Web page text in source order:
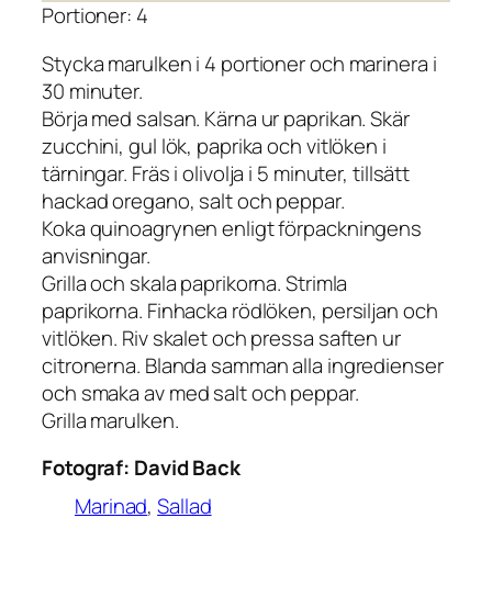
Portioner: 4
Stycka marulken i 4 portioner och marinera i
30 minuter.
Börja med salsan. Kärna ur paprikan. Skär
zucchini, gul lök, paprika och vitlöken i
tärningar. Fräs i olivolja i 5 minuter, tillsätt
hackad oregano, salt och peppar.
Koka quinoagrynen enligt förpackningens
anvisningar.
Grilla och skala paprikorna. Strimla
paprikorna. Finhacka rödlöken, persiljan och
vitlöken. Riv skalet och pressa saften ur
citronerna. Blanda samman alla ingredienser
och smaka av med salt och peppar.
Grilla marulken.
Fotograf: David Back
Marinad, Sallad